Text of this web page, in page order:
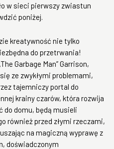
w sieci pierwszy zwiastun
poniżej.
kreatywność nie tylko
do przetrwania!
Garbage Man” Garrison,
ze zwykłymi problemami,
tajemniczy portal do
krainy czarów, która rozwija
do domu, będą musieli
również przed złymi rzeczami,
na magiczną wyprawę z
doświadczonym